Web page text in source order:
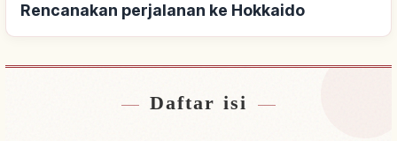
Rencanakan perjalanan ke Hokkaido
Cari penginapan dekat Hokkaido
Daftar isi